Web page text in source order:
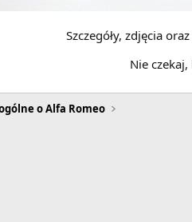
Szczegóły, zdjęcia
Nie
o Alfa Romeo